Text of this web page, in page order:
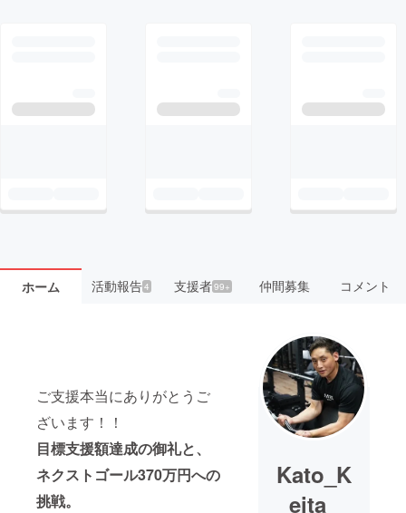
ホーム 活動報告4 支援者99+ 仲間募集 コメント
ご支援本当にありがとうご
ざいます！！
目標支援額達成の御礼と、
ネクストゴール370万円への
挑戦。
Kato_K
eita_